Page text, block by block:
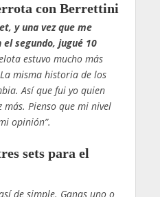
con Berrettini
y una vez que me
segundo, jugué 10
estuvo mucho más
misma historia de los
Así que fui yo quien
Pienso que mi nivel
opinión”.
sets para el
de simple. Ganas uno o